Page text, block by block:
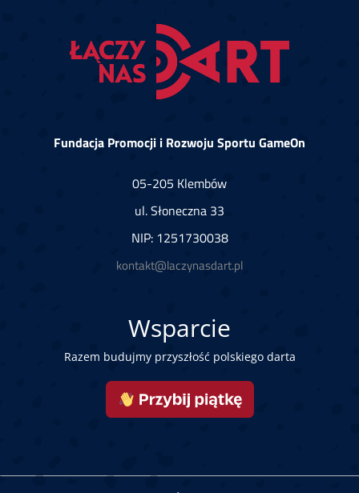
Fundacja Promocji i Rozwoju Sportu GameOn
05-205 Klembów
ul. Słoneczna 33
NIP: 1251730038
kontakt@laczynasdart.pl
Wsparcie
Razem budujmy przyszłość polskiego darta